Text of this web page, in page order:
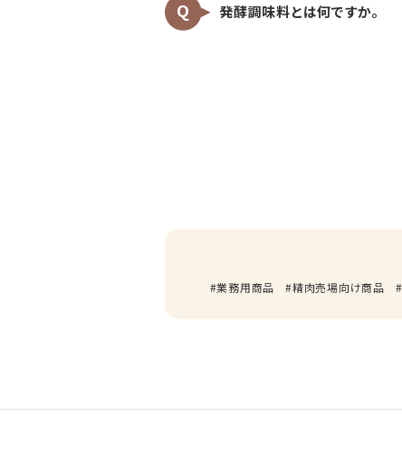
発酵調味料とは何ですか。
業務用商品 精肉売場向け商品